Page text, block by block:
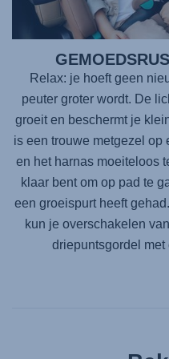
Relax: je hoeft geen
peuter groter wordt. De
groeit en beschermt je
is een trouwe metgezel op
en het harnas moeiteloos
klaar bent om op pad te
een groeispurt heeft
kun je overschakelen
driepuntsgordel met